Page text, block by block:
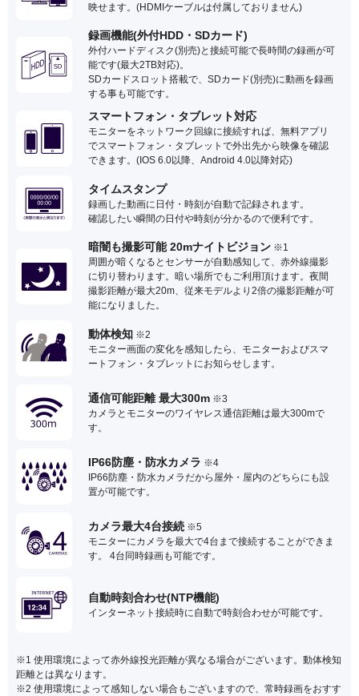
映せます。(HDMIケーブルは付属しておりません)
録画機能(外付HDD・SDカード)
外付ハードディスク(別売)と接続可能で長時間の録画が可
能です(最大2TB対応)。
SDカードスロット搭載で、SDカード(別売)に動画を録画
する事も可能です。
スマートフォン・タブレット対応
モニターをネットワーク回線に接続すれば、無料アプリ
でスマートフォン・タブレットで外出先から映像を確認
できます。(IOS 6.0以降、Android 4.0以降対応)
タイムスタンプ
録画した動画に日付・時刻が自動で記録されます。
確認したい瞬間の日付や時刻が分かるので便利です。
暗闇も撮影可能 20mナイトビジョン ※1
周囲が暗くなるとセンサーが自動感知して、赤外線撮影
に切り替わります。暗い場所でもご利用頂けます。夜間
撮影距離が最大20m、従来モデルより2倍の撮影距離が可
能になりました。
動体検知 ※2
モニター画面の変化を感知したら、モニターおよびスマ
ートフォン・タブレットにお知らせします。
通信可能距離 最大300m ※3
カメラとモニターのワイヤレス通信距離は最大300mで
す。
IP66防塵・防水カメラ ※4
IP66防塵・防水カメラだから屋外・屋内のどちらにも設
置が可能です。
カメラ最大4台接続 ※5
モニターにカメラを最大で4台まで接続することができま
す。 4台同時録画も可能です。
自動時刻合わせ(NTP機能)
インターネット接続時に自動で時刻合わせが可能です。
※1 使用環境によって赤外線投光距離が異なる場合がございます。動体検知
距離とは異なります。
※2 使用環境によって感知しない場合もございますので、常時録画をおすす